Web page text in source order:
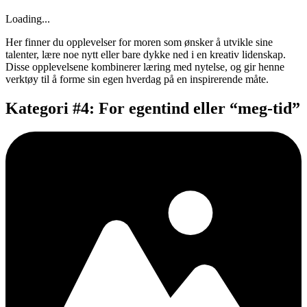
Loading...
Her finner du opplevelser for moren som ønsker å utvikle sine
talenter, lære noe nytt eller bare dykke ned i en kreativ lidenskap.
Disse opplevelsene kombinerer læring med nytelse, og gir henne
verktøy til å forme sin egen hverdag på en inspirerende måte.
Kategori #4: For egentind eller “meg-tid”